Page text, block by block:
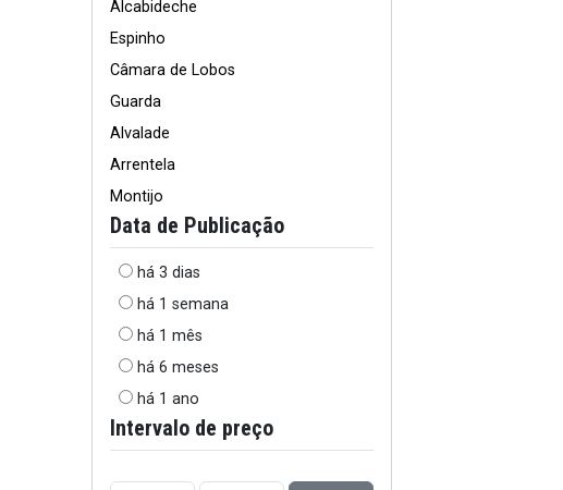
Alcabideche
Espinho
Câmara de Lobos
Guarda
Alvalade
Arrentela
Montijo
Data de Publicação
há 3 dias
há 1 semana
há 1 mês
há 6 meses
há 1 ano
Intervalo de preço